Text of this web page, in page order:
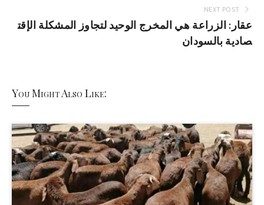
NEXT POST
عقار: الزراعة هي المخرج الوحيد لتجاوز المشكلة الإقت
صادية بالسودان
You Might Also Like: